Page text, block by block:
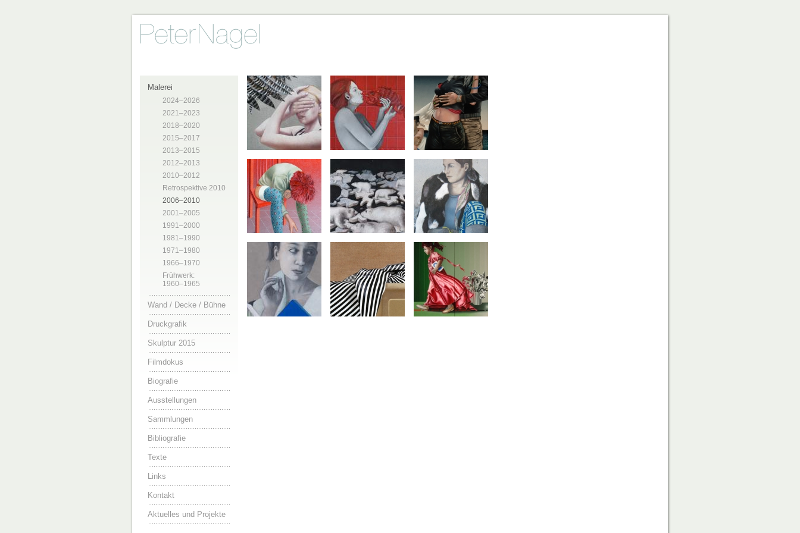
Malerei
2024–2026
2021–2023
2018–2020
2015–2017
2013–2015
2012–2013
2010–2012
Retrospektive 2010
2006–2010
2001–2005
1991–2000
1981–1990
1971–1980
1966–1970
Frühwerk:
1960–1965
Wand / Decke / Bühne
Druckgrafik
Skulptur 2015
Filmdokus
Biografie
Ausstellungen
Sammlungen
Bibliografie
Texte
Links
Kontakt
Aktuelles und Projekte